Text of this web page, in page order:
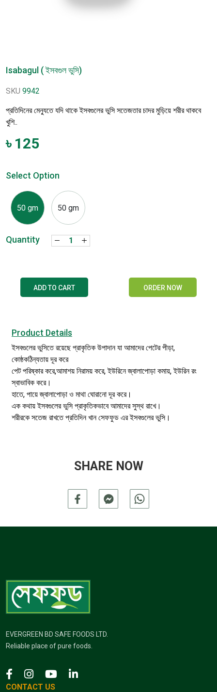
Isabagul ( ইসবগুল ভুসি)
SKU 9942
প্রতিদিনের মেন্যুতে যদি থাকে ইসবগুলের ভুসি সতেজতার চাদর মুড়িয়ে শরীর থাকবে
খুশি..
৳ 125
Select Option
50 gm 50 gm
Quantity
ADD TO CART ORDER NOW
Product Details
ইসবগুলের ভুসিতে রয়েছে প্রাকৃতিক উপাদান যা আমাদের পেটের পীড়া,
কোষ্ঠকঠিন্যতায় দূর করে
পেট পরিষ্কার করে,আমাশয় নিরাময় করে, ইউরিনে জ্বালাপোড়া কমায়, ইউরিন রং
স্বাভাবিক করে।
হাতে, পায়ে জ্বালাপোড়া ও মাথা ঘোরানো দূর করে।
এক কথায় ইসবগুলের ভুসি প্রাকৃতিকভাবে আমাদের সুস্থ রাখে।
শরীরকে সতেজ রাখতে প্রতিদিন খান সেফফুড এর ইসবগুলের ভুসি।
SHARE NOW
EVERGREEN BD SAFE FOODS LTD.
Reliable place of pure foods.
CONTACT US